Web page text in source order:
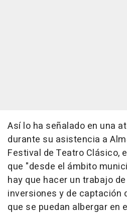
Así lo ha señalado en una
durante su asistencia a
Festival de Teatro Clásico,
que "desde el ámbito
hay que hacer un trabajo
inversiones y de captación
que se puedan albergar en